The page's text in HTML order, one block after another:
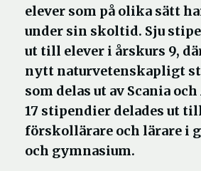
elever som på olika sätt
under sin skoltid. Sju
ut till elever i årskurs 9,
nytt naturvetenskapligt
som delas ut av Scania
17 stipendier delades ut
förskollärare och lärare i
och gymnasium.